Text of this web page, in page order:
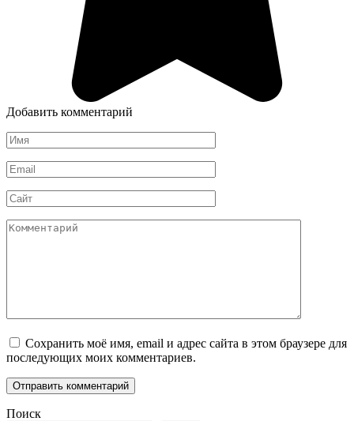
Добавить комментарий
Имя
*
Email
*
Сайт
Комментарий
Сохранить моё имя, email и адрес сайта в этом браузере для
последующих моих комментариев.
Поиск